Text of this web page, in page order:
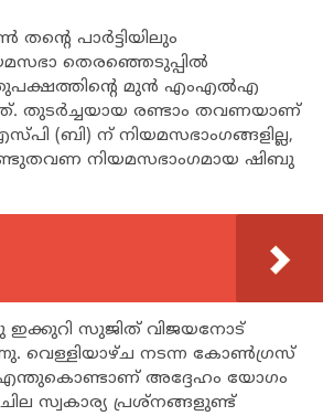
പാര്‍ട്ടിയിലും
തെരഞ്ഞെടുപ്പില്‍
മുന്‍ എംഎല്‍എ
തുടര്‍ച്ചയായ രണ്ടാം തവണയാണ്
(ബി) ന് നിയമസഭാംഗങ്ങളില്ല,
നിയമസഭാംഗമായ ഷിബു
ഇക്കുറി സുജിത് വിജയനോട്
വെള്ളിയാഴ്ച നടന്ന കോണ്‍ഗ്രസ്
എന്തുകൊണ്ടാണ് അദ്ദേഹം യോഗം
സ്വകാര്യ പ്രശ്നങ്ങളുണ്ട്